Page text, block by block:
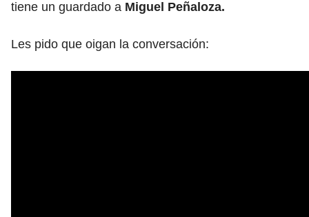
tiene un guardado a Miguel Peñaloza.
Les pido que oigan la conversación: